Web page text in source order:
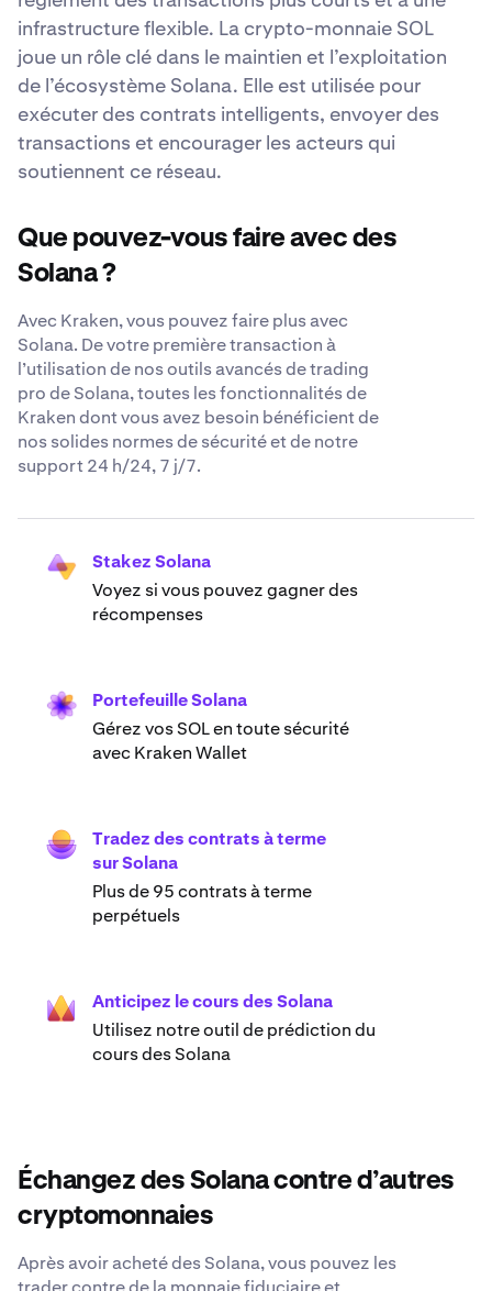
infrastructure flexible. La crypto-monnaie SOL
joue un rôle clé dans le maintien et l’exploitation
de l’écosystème Solana. Elle est utilisée pour
exécuter des contrats intelligents, envoyer des
transactions et encourager les acteurs qui
soutiennent ce réseau.
Que pouvez-vous faire avec des
Solana ?
Avec Kraken, vous pouvez faire plus avec
Solana. De votre première transaction à
l’utilisation de nos outils avancés de trading
pro de Solana, toutes les fonctionnalités de
Kraken dont vous avez besoin bénéficient de
nos solides normes de sécurité et de notre
support 24 h/24, 7 j/7.
Stakez Solana
Voyez si vous pouvez gagner des
récompenses
Portefeuille Solana
Gérez vos SOL en toute sécurité
avec Kraken Wallet
Tradez des contrats à terme
sur Solana
Plus de 95 contrats à terme
perpétuels
Anticipez le cours des Solana
Utilisez notre outil de prédiction du
cours des Solana
Échangez des Solana contre d’autres
cryptomonnaies
Après avoir acheté des Solana, vous pouvez les